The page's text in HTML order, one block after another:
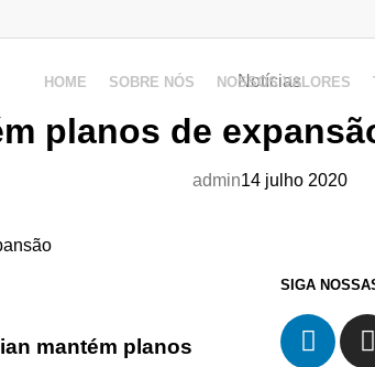
HOME SOBRE NÓS NOSSOS VALORES
Notícias
planos de
admin14 julho 2020
mantém planos
SIGA